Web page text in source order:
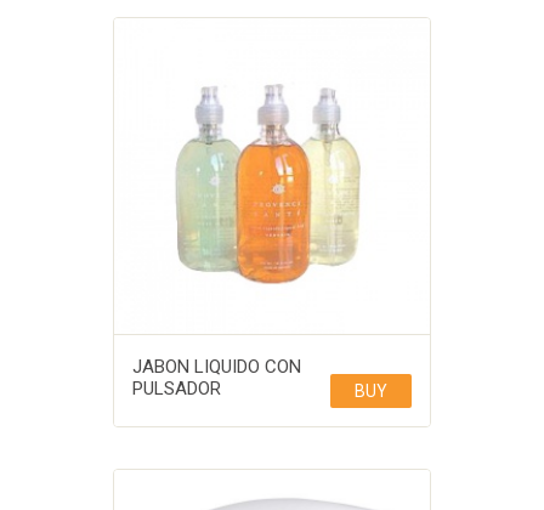
JABON LIQUIDO CON
PULSADOR
BUY